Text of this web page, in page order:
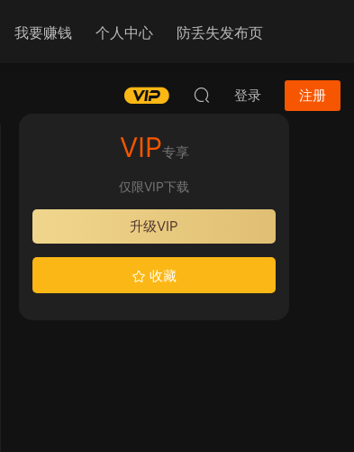
我要赚钱 个人中心 防丢失发布页
登录 注册
VIP专享
仅限VIP下载
升级VIP
收藏